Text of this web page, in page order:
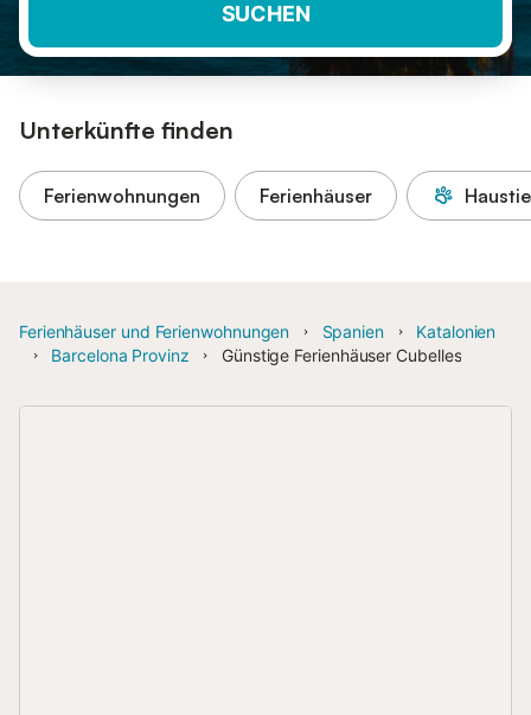
SUCHEN
Unterkünfte finden
Ferienwohnungen Ferienhäuser
Ferienhäuser und Ferienwohnungen Spanien
Katalonien
Barcelona Provinz
Günstige Ferienhäuser Cubelles